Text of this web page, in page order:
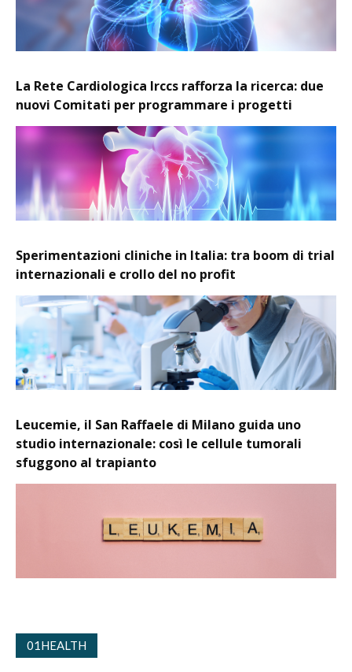
La Rete Cardiologica Irccs rafforza la ricerca: due
nuovi Comitati per programmare i progetti
Sperimentazioni cliniche in Italia: tra boom di trial
internazionali e crollo del no profit
Leucemie, il San Raffaele di Milano guida uno
studio internazionale: così le cellule tumorali
sfuggono al trapianto
01HEALTH